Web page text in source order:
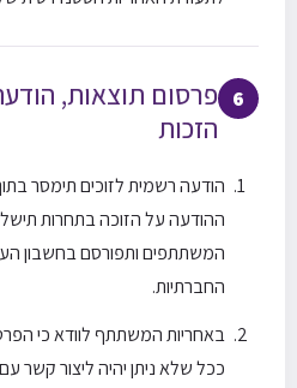
6 פרסום תוצאות,
הזכות
ההודעה על הזוכה בתחרות
המשתתפים ותפורסם בחשבון
החברתיות.
באחריות המשתתף לוודא כי
ככל שלא ניתן יהיה ליצור קשר